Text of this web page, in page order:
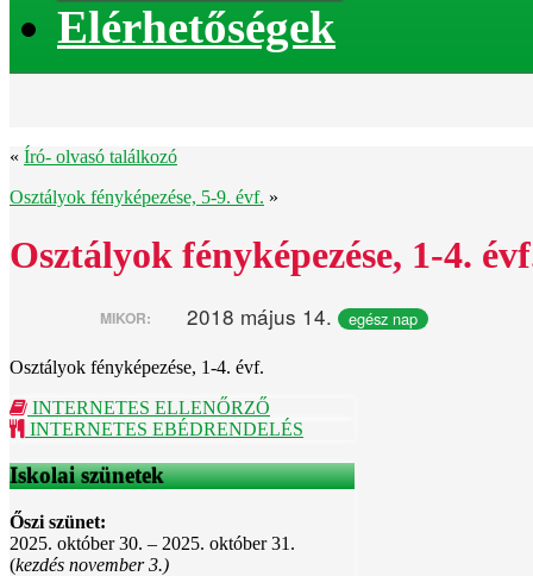
Elérhetőségek
« Író- olvasó találkozó
Osztályok fényképezése, 5-9. évf. »
Osztályok fényképezése, 1-4.
MIKOR: 2018 május 14. egész nap
Osztályok fényképezése, 1-4. évf.
INTERNETES ELLENŐRZŐ
INTERNETES EBÉDRENDELÉS
Iskolai szünetek
Őszi szünet:
2025. október 30. – 2025. október 31.
(kezdés november 3.)